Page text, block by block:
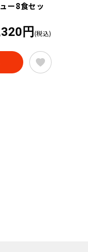
ー8食セッ
円 (税込)